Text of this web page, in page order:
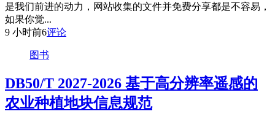
是我们前进的动力，网站收集的文件并免费分享都是不容易，
如果你觉...
9 小时前6评论
图书
DB50/T 2027-2026 基于高分辨率遥感的
农业种植地块信息规范